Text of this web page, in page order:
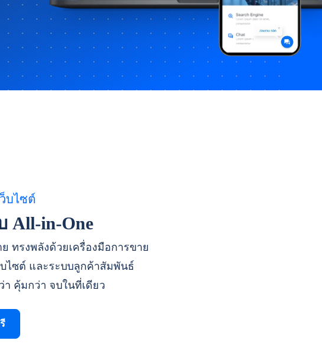
บไซต์
All-in-One
ทรงพลังด้วยเครื่องมือการขาย
ไซต์ และระบบลูกค้าสัมพันธ์
คุ้มกว่า จบในที่เดียว